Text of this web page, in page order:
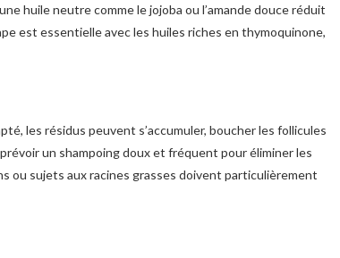
huile neutre comme le jojoba ou l’amande douce réduit
est essentielle avec les huiles riches en thymoquinone,
les résidus peuvent s’accumuler, boucher les follicules
un shampoing doux et fréquent pour éliminer les
ou sujets aux racines grasses doivent particulièrement